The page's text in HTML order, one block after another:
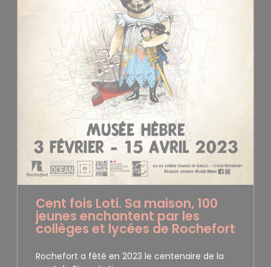
Cent fois Loti. Sa maison, 100
jeunes enchantent par les
collèges et lycées de Rochefort
Rochefort a fêté en 2023 le centenaire de la